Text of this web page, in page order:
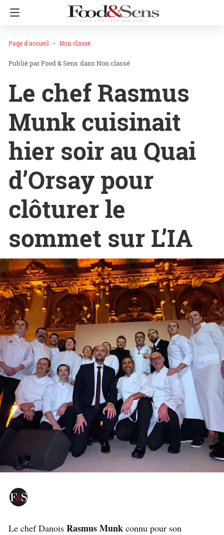
Page d'accueil Non classé
Food & Sens dans Non classé
Le chef Rasmus
Munk cuisinait
hier soir au Quai
d’Orsay pour
clôturer le
sommet sur L’IA
Le chef Danois Rasmus Munk connu pour son